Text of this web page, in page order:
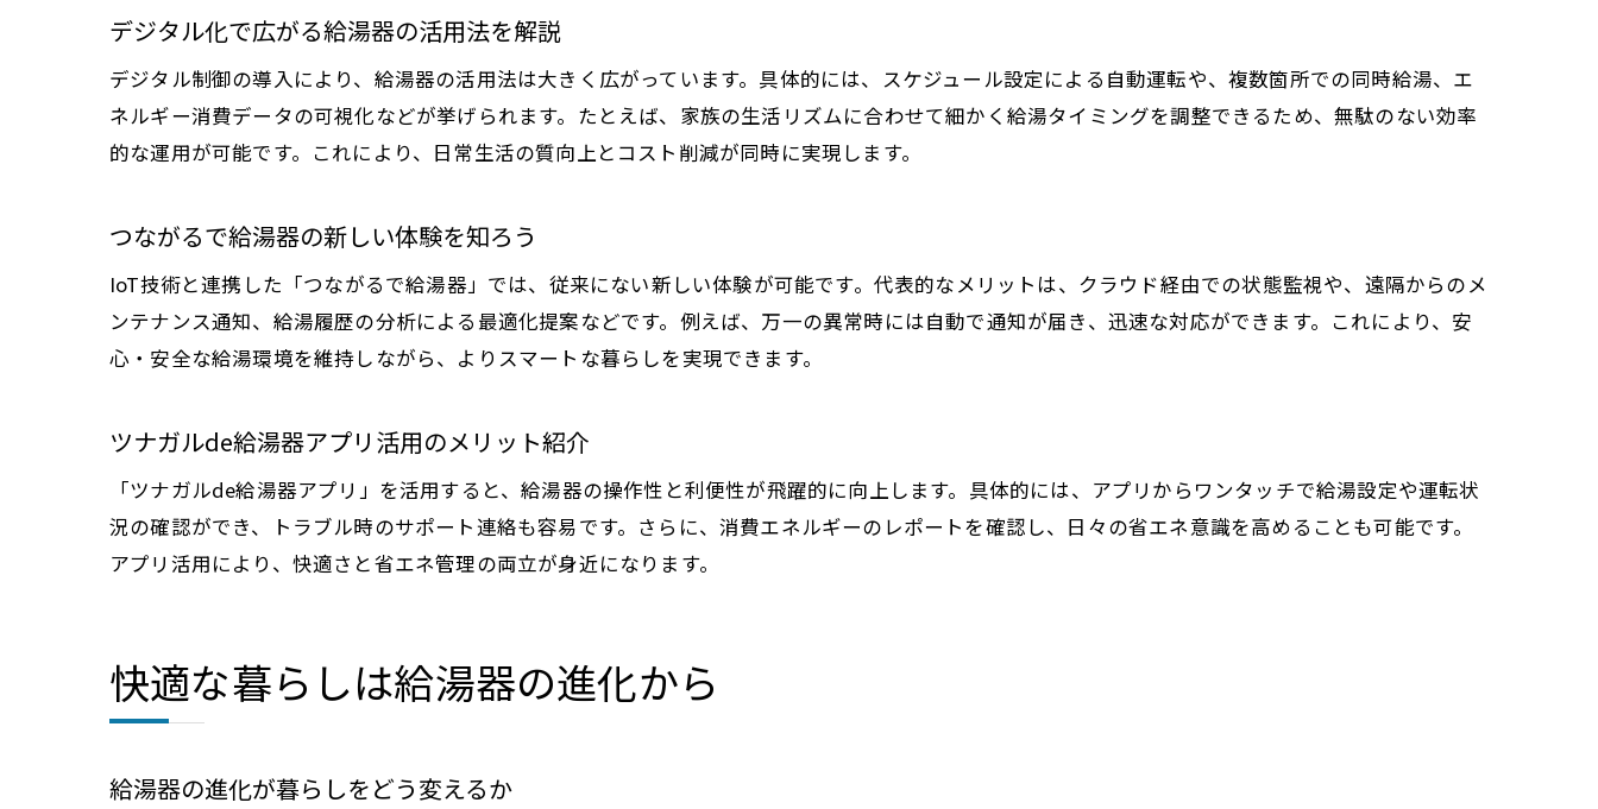
つながるで給湯器の省エネ活用事例
給湯器の省エネ性能を引き出す日常習慣
デジタル給湯器で叶える賢い省エネ生活
安全装置とデジタル化の最新技術を解説
給湯器トラブル予防に役立つ機能とは
給湯器の安全装置作動時の対処ポイント
冬場の給湯器つけっぱなし運転の注意点
給湯器つけっぱなしのリスクと対策
冬場に給湯器を安全に使うための工夫
長時間運転時の給湯器管理ポイント
デジタル化で広がる給湯器の活用法を解説
デジタル制御の導入により、給湯器の活用法は大きく広がっています。具体的には、スケジュール設定による自動運転や、複数箇所での同時給湯、エ
ネルギー消費データの可視化などが挙げられます。たとえば、家族の生活リズムに合わせて細かく給湯タイミングを調整できるため、無駄のない効率
的な運用が可能です。これにより、日常生活の質向上とコスト削減が同時に実現します。
つながるで給湯器の新しい体験を知ろう
IoT技術と連携した「つながるで給湯器」では、従来にない新しい体験が可能です。代表的なメリットは、クラウド経由での状態監視や、遠隔からのメ
ンテナンス通知、給湯履歴の分析による最適化提案などです。例えば、万一の異常時には自動で通知が届き、迅速な対応ができます。これにより、安
心・安全な給湯環境を維持しながら、よりスマートな暮らしを実現できます。
ツナガルde給湯器アプリ活用のメリット紹介
「ツナガルde給湯器アプリ」を活用すると、給湯器の操作性と利便性が飛躍的に向上します。具体的には、アプリからワンタッチで給湯設定や運転状
況の確認ができ、トラブル時のサポート連絡も容易です。さらに、消費エネルギーのレポートを確認し、日々の省エネ意識を高めることも可能です。
アプリ活用により、快適さと省エネ管理の両立が身近になります。
快適な暮らしは給湯器の進化から
給湯器の進化が暮らしをどう変えるか